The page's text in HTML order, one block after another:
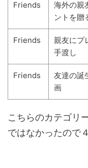
Friends
海外の親
ントを贈
Friends
親友にプ
手渡し
Friends
友達の誕
画
こちらのカテゴリ
ではなかったので